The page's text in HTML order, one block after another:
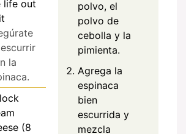
life out
la
(8
polvo, el
polvo de
cebolla y la
pimienta.
Agrega la
espinaca
bien
escurrida y
mezcla